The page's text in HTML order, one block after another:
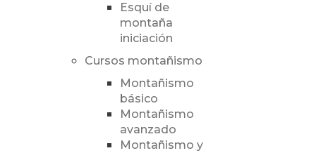
Esquí de
montaña
iniciación
Cursos montañismo
Montañismo
básico
Montañismo
avanzado
Montañismo y